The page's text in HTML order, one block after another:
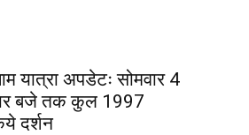
यात्रा अपडेटः सोमवार 4
बजे तक कुल 1997
दर्शन